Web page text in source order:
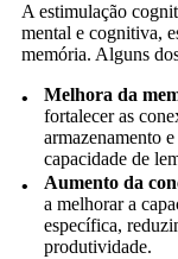
A estimulação
mental e cognitiva,
memória. Alguns
Melhora da
fortalecer as
armazenamento
capacidade de
Aumento da
a melhorar a
específica,
produtividade.